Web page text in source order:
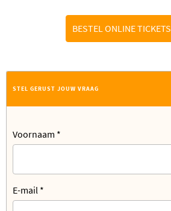
BESTEL ONLINE TICKETS
STEL GERUST JOUW VRAAG
Voornaam *
E-mail *